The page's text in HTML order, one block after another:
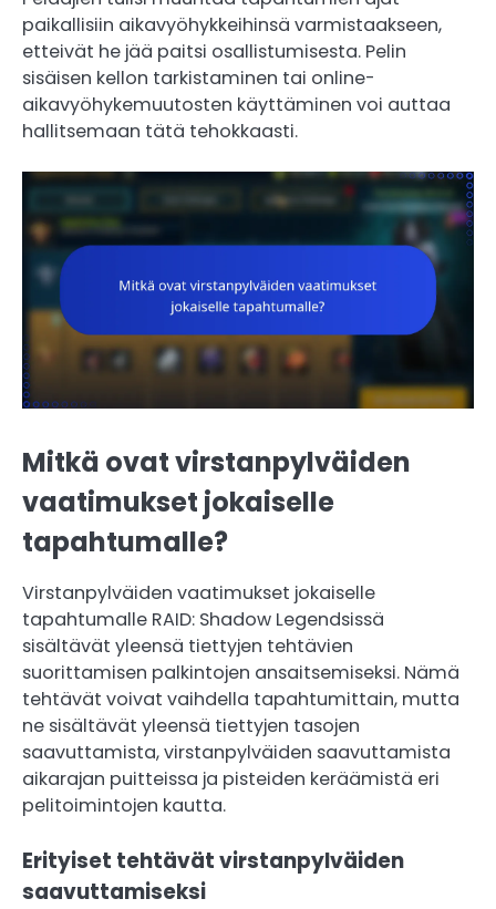
paikallisiin aikavyöhykkeihinsä varmistaakseen,
etteivät he jää paitsi osallistumisesta. Pelin
sisäisen kellon tarkistaminen tai online-
aikavyöhykemuutosten käyttäminen voi auttaa
hallitsemaan tätä tehokkaasti.
Mitkä ovat virstanpylväiden
vaatimukset jokaiselle
tapahtumalle?
Virstanpylväiden vaatimukset jokaiselle
tapahtumalle RAID: Shadow Legendsissä
sisältävät yleensä tiettyjen tehtävien
suorittamisen palkintojen ansaitsemiseksi. Nämä
tehtävät voivat vaihdella tapahtumittain, mutta
ne sisältävät yleensä tiettyjen tasojen
saavuttamista, virstanpylväiden saavuttamista
aikarajan puitteissa ja pisteiden keräämistä eri
pelitoimintojen kautta.
Erityiset tehtävät virstanpylväiden
saavuttamiseksi